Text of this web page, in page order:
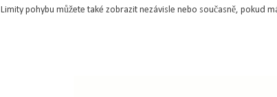
Limity pohybu můžete také zobrazit nezávisle nebo současně, pokud